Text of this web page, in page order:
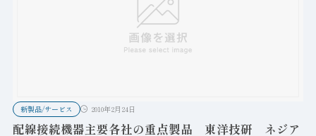
新製品/サービス 2010年2月24日
配線接続機器主要各社の重点製品 東洋技研 ネジア